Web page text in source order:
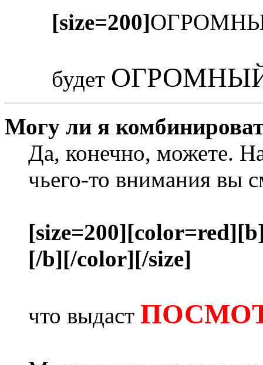
[size=200]
будет
Могу ли я
Да, конечно, можете.
чьего-то внимания вы
[/b][/color][/size]
что выдаст